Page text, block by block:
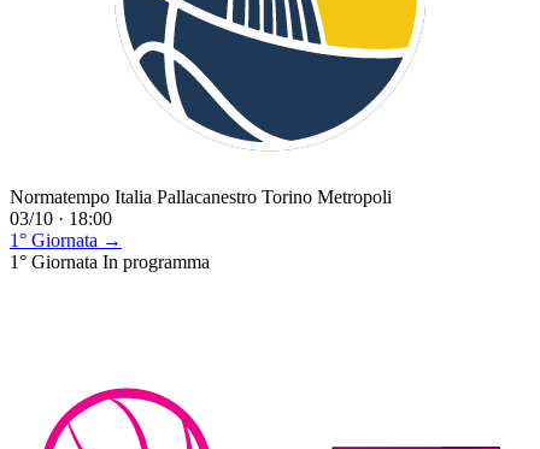
Normatempo Italia Pallacanestro Torino Metropoli
03/10 · 18:00
1° Giornata →
1° Giornata In programma